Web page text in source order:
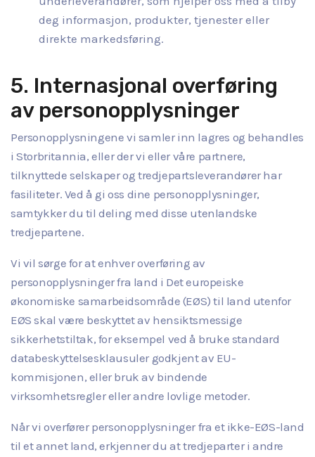
deg informasjon, produkter, tjenester eller
direkte markedsføring.
5. Internasjonal overføring
av personopplysninger
Personopplysningene vi samler inn lagres og behandles
i Storbritannia, eller der vi eller våre partnere,
tilknyttede selskaper og tredjepartsleverandører har
fasiliteter. Ved å gi oss dine personopplysninger,
samtykker du til deling med disse utenlandske
tredjepartene.
Vi vil sørge for at enhver overføring av
personopplysninger fra land i Det europeiske
økonomiske samarbeidsområde (EØS) til land utenfor
EØS skal være beskyttet av hensiktsmessige
sikkerhetstiltak, for eksempel ved å bruke standard
databeskyttelsesklausuler godkjent av EU-
kommisjonen, eller bruk av bindende
virksomhetsregler eller andre lovlige metoder.
Når vi overfører personopplysninger fra et ikke-EØS-land
til et annet land, erkjenner du at tredjeparter i andre